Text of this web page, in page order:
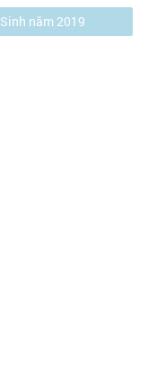
Sinh năm 2019